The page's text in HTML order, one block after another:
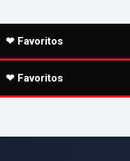
❤ Favoritos
❤ Favoritos